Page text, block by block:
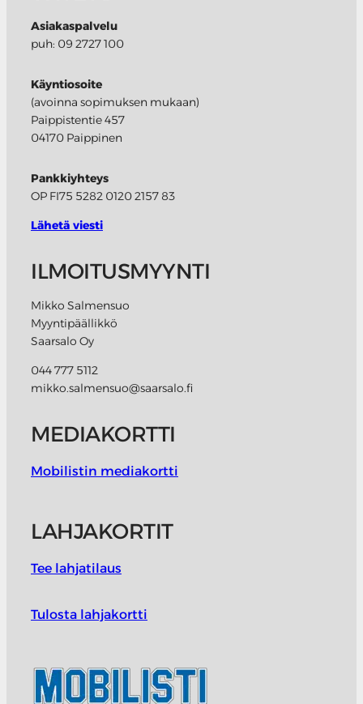
Asiakaspalvelu
puh: 09 2727 100
Käyntiosoite
(avoinna sopimuksen mukaan)
Paippistentie 457
04170 Paippinen
Pankkiyhteys
OP FI75 5282 0120 2157 83
Lähetä viesti
ILMOITUSMYYNTI
Mikko Salmensuo
Myyntipäällikkö
Saarsalo Oy
044 777 5112
mikko.salmensuo@saarsalo.fi
MEDIAKORTTI
Mobilistin mediakortti
LAHJAKORTIT
Tee lahjatilaus
Tulosta lahjakortti